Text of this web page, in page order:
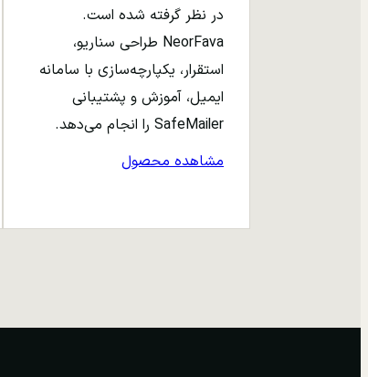
در نظر گرفته شده است.
NeorFava طراحی سناریو،
استقرار، یکپارچه‌سازی با سامانه
ایمیل، آموزش و پشتیبانی
SafeMailer را انجام می‌دهد.
مشاهده محصول